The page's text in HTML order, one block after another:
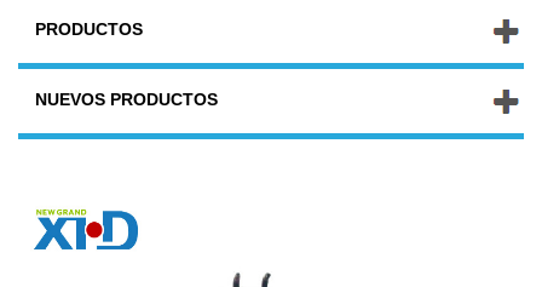
PRODUCTOS
NUEVOS PRODUCTOS